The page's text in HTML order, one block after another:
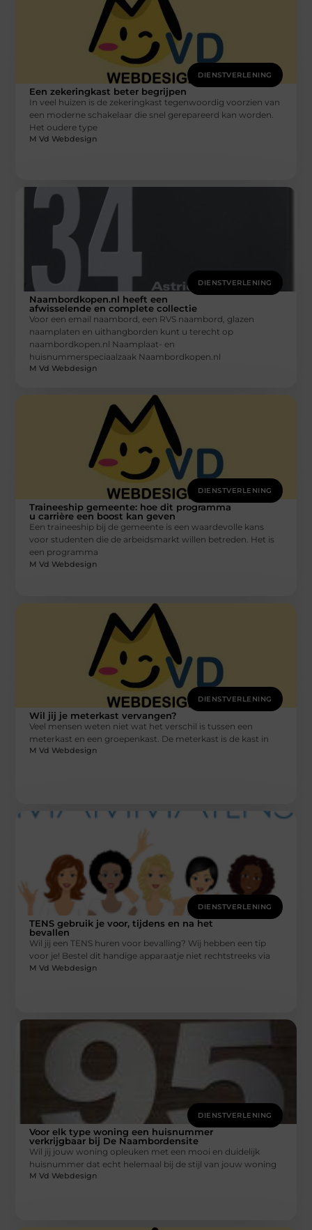
DIENSTVERLENING
Een zekeringkast beter begrijpen
In veel huizen is de zekeringkast tegenwoordig voorzien van
een moderne schakelaar die snel gerepareerd kan worden.
Het oudere type
M Vd Webdesign
DIENSTVERLENING
Naambordkopen.nl heeft een
afwisselende en complete collectie
Voor een email naambord, een RVS naambord, glazen
naamplaten en uithangborden kunt u terecht op
naambordkopen.nl Naamplaat- en
huisnummerspeciaalzaak Naambordkopen.nl
M Vd Webdesign
DIENSTVERLENING
Traineeship gemeente: hoe dit programma
u carrière een boost kan geven
Een traineeship bij de gemeente is een waardevolle kans
voor studenten die de arbeidsmarkt willen betreden. Het is
een programma
M Vd Webdesign
DIENSTVERLENING
Wil jij je meterkast vervangen?
Veel mensen weten niet wat het verschil is tussen een
meterkast en een groepenkast. De meterkast is de kast in
M Vd Webdesign
DIENSTVERLENING
TENS gebruik je voor, tijdens en na het
bevallen
Wil jij een TENS huren voor bevalling? Wij hebben een tip
voor je! Bestel dit handige apparaatje niet rechtstreeks via
M Vd Webdesign
DIENSTVERLENING
Voor elk type woning een huisnummer
verkrijgbaar bij De Naambordensite
Wil jij jouw woning opleuken met een mooi en duidelijk
huisnummer dat echt helemaal bij de stijl van jouw woning
M Vd Webdesign